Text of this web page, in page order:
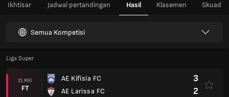
Ikhtisar Jadwal pertandingan Hasil Klasemen Skuad
Semua Kompetisi
Liga Super
21 MEI
FT
AE Kifisia FC
AE Larissa FC
3
2